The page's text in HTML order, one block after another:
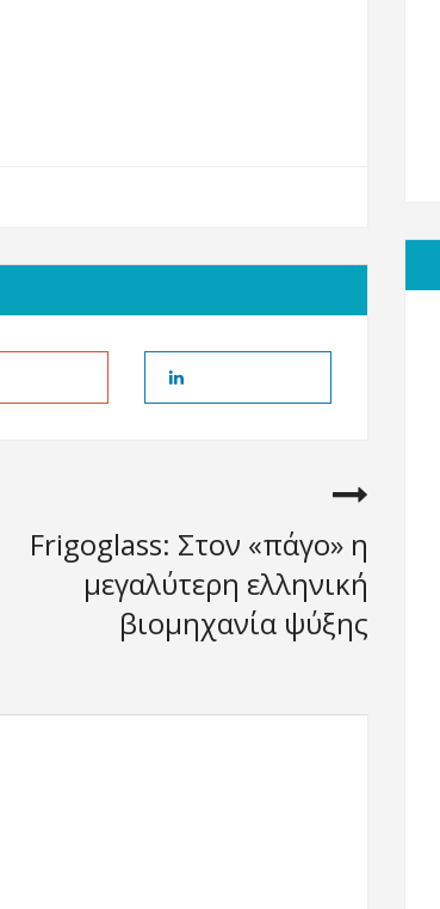
Frigoglass: Στον «πάγο» η
μεγαλύτερη ελληνική
βιομηχανία ψύξης